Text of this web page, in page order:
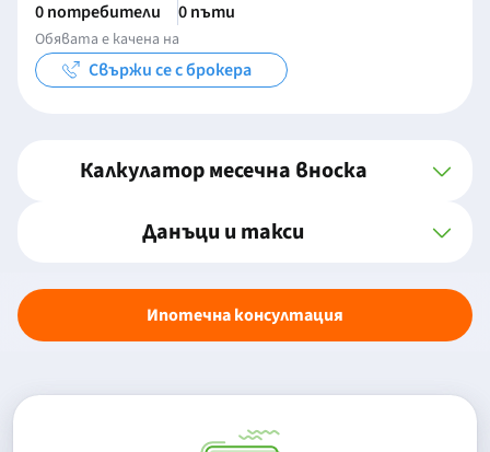
0 потребители 0 пъти
Обявата е качена на
Свържи се с брокера
Калкулатор месечна вноска
Данъци и такси
Ипотечна консултация